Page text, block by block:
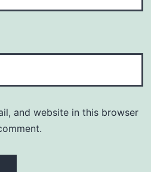
and website in this browser